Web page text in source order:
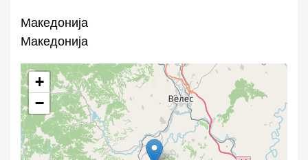
Македонија
Македонија
+
−